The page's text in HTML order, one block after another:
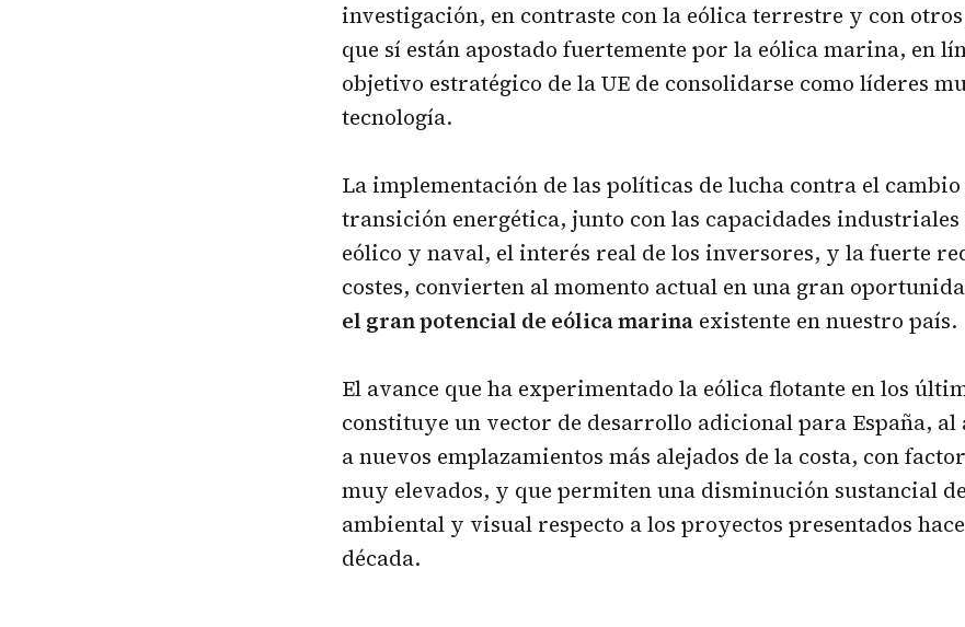
investigación, en contraste con la eólica terrestre y con otros
que sí están apostado fuertemente por la eólica marina, en
objetivo estratégico de la UE de consolidarse como líderes
tecnología.
La implementación de las políticas de lucha contra el
transición energética, junto con las capacidades industriales
eólico y naval, el interés real de los inversores, y la fuerte
costes, convierten al momento actual en una gran
el gran potencial de eólica marina existente en nuestro país.
El avance que ha experimentado la eólica flotante en los
constituye un vector de desarrollo adicional para España,
a nuevos emplazamientos más alejados de la costa, con
muy elevados, y que permiten una disminución sustancial
ambiental y visual respecto a los proyectos presentados
década.